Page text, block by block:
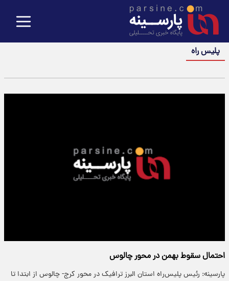
پلیس راه
احتمال سقوط بهمن در محور چالوس
پارسینه: رئیس پلیس‌راه استان البرز ترافیک در محور کرج- چالوس از ابتدا تا